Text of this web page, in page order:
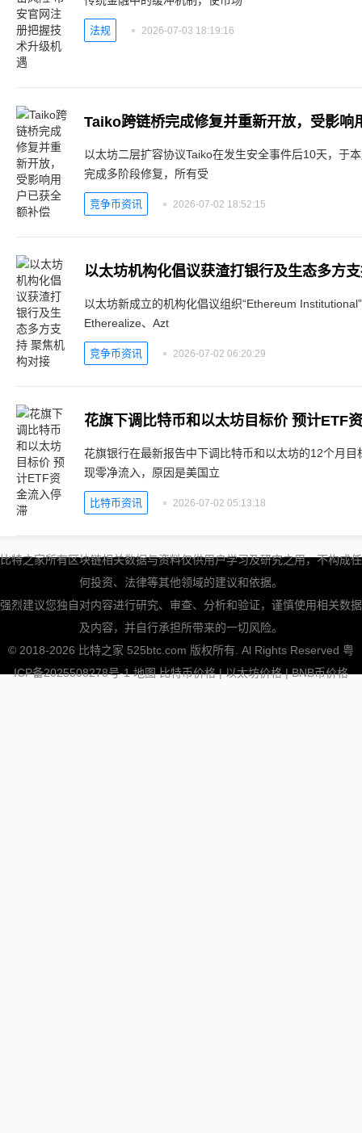
法规 2026-07-03 18:19:16
Taiko跨链桥完成修复并重新开放，受影响
以太坊二层扩容协议Taiko在发生安全事件后10天，于
完成多阶段修复，所有受
竞争币资讯 2026-07-02 18:52:15
以太坊机构化倡议获渣打银行及生态多方
以太坊新成立的机构化倡议组织“Ethereum
Etherealize、Azt
竞争币资讯 2026-07-02 06:20:29
花旗下调比特币和以太坊目标价 预计ETF
花旗银行在最新报告中下调比特币和以太坊的12个月
现零净流入，原因是美国立
比特币资讯 2026-07-02 05:13:18
比特之家所有区块链相关数据与资料仅供用户学习及研究之用，不构成任
何投资、法律等其他领域的建议和依据。
强烈建议您独自对内容进行研究、审查、分析和验证，谨慎使用相关数据
及内容，并自行承担所带来的一切风险。
© 2018-2026 比特之家 525btc.com 版权所有. Al Rights Reserved 粤
ICP备2025508278号-1 地图 比特币价格|以太坊价格|BNB币价格